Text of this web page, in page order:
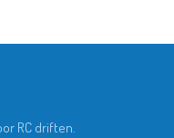
RC driften.